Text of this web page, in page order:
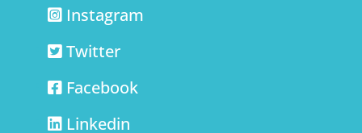
Instagram
Twitter
Facebook
Linkedin